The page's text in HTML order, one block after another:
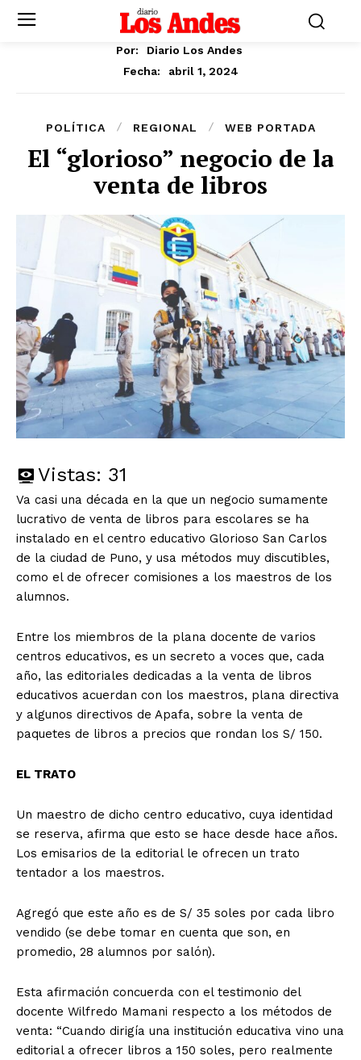
Por:
Diario Los Andes
Fecha:
abril 1, 2024
POLÍTICA REGIONAL WEB PORTADA
El “glorioso” negocio de la
venta de libros
Vistas: 31
Va casi una década en la que un negocio sumamente
lucrativo de venta de libros para escolares se ha
instalado en el centro educativo Glorioso San Carlos
de la ciudad de Puno, y usa métodos muy discutibles,
como el de ofrecer comisiones a los maestros de los
alumnos.
Entre los miembros de la plana docente de varios
centros educativos, es un secreto a voces que, cada
año, las editoriales dedicadas a la venta de libros
educativos acuerdan con los maestros, plana directiva
y algunos directivos de Apafa, sobre la venta de
paquetes de libros a precios que rondan los S/ 150.
EL TRATO
Un maestro de dicho centro educativo, cuya identidad
se reserva, afirma que esto se hace desde hace años.
Los emisarios de la editorial le ofrecen un trato
tentador a los maestros.
Agregó que este año es de S/ 35 soles por cada libro
vendido (se debe tomar en cuenta que son, en
promedio, 28 alumnos por salón).
Esta afirmación concuerda con el testimonio del
docente Wilfredo Mamani respecto a los métodos de
venta: “Cuando dirigía una institución educativa vino una
editorial a ofrecer libros a 150 soles, pero realmente